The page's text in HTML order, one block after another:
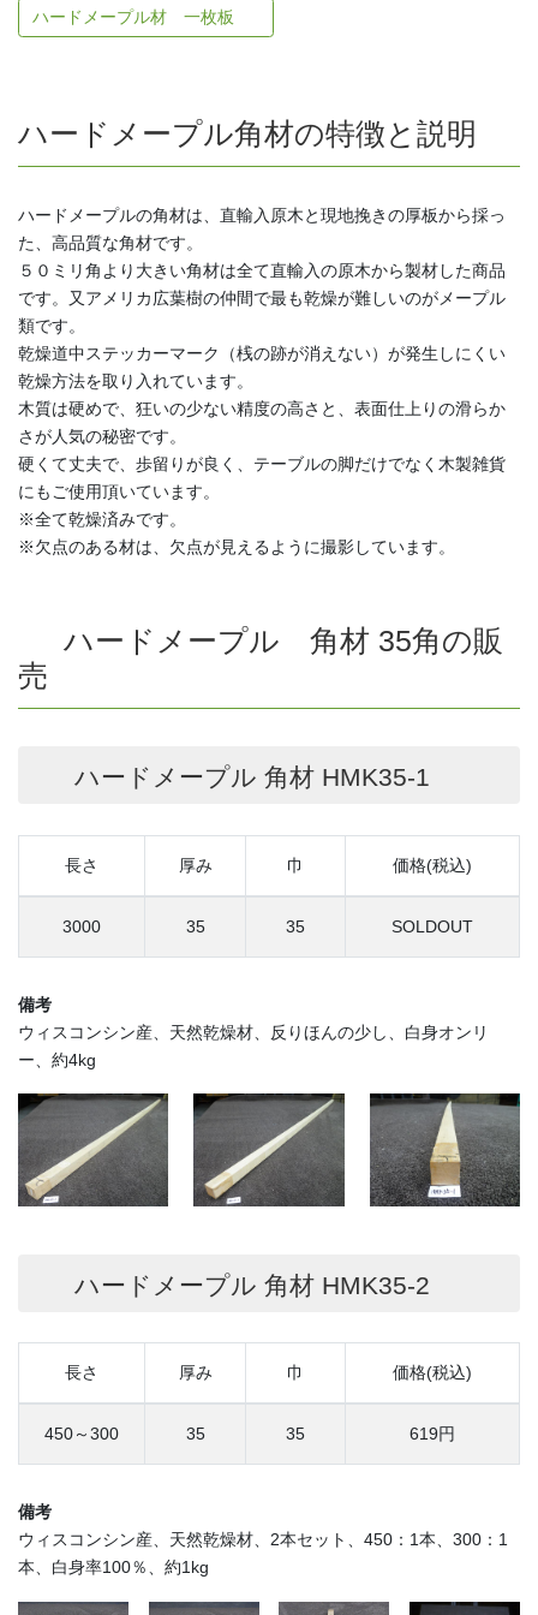
ハードメープル材 一枚板
ハードメープル角材の特徴と説明
ハードメープルの角材は、直輸入原木と現地挽きの厚板から採っ
た、高品質な角材です。
５０ミリ角より大きい角材は全て直輸入の原木から製材した商品
です。又アメリカ広葉樹の仲間で最も乾燥が難しいのがメープル
類です。
乾燥道中ステッカーマーク（桟の跡が消えない）が発生しにくい
乾燥方法を取り入れています。
木質は硬めで、狂いの少ない精度の高さと、表面仕上りの滑らか
さが人気の秘密です。
硬くて丈夫で、歩留りが良く、テーブルの脚だけでなく木製雑貨
にもご使用頂いています。
※全て乾燥済みです。
※欠点のある材は、欠点が見えるように撮影しています。
ハードメープル 角材 35角の販
売
ハードメープル 角材 HMK35-1
長さ 厚み 巾 価格(税込)
3000 35 35 SOLDOUT
備考
ウィスコンシン産、天然乾燥材、反りほんの少し、白身オンリ
ー、約4kg
ハードメープル 角材 HMK35-2
長さ 厚み 巾 価格(税込)
450～300 35 35 619円
備考
ウィスコンシン産、天然乾燥材、2本セット、450：1本、300：1
本、白身率100％、約1kg